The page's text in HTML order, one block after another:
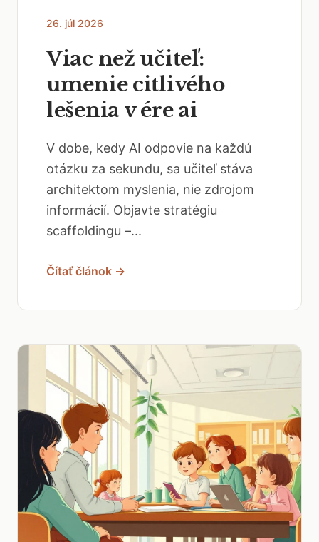
26. júl 2026
Viac než učiteľ:
umenie citlivého
lešenia v ére ai
V dobe, kedy AI odpovie na každú
otázku za sekundu, sa učiteľ stáva
architektom myslenia, nie zdrojom
informácií. Objavte stratégiu
scaffoldingu –...
Čítať článok →